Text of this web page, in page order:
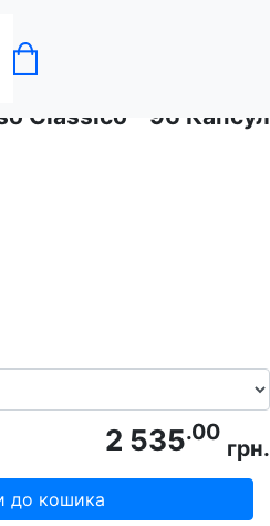
Julius Meinl
Classico - 96 Капсул
2 535.00
грн.
до кошика